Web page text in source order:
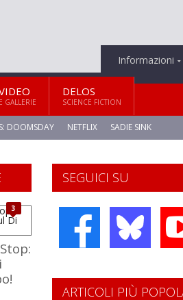
Informazioni
E GALLERIE
DELOS
SCIENCE FICTION
DOOMSDAY NETFLIX SADIE SINK
SEGUICI SU
3
ARTICOLI PIÙ